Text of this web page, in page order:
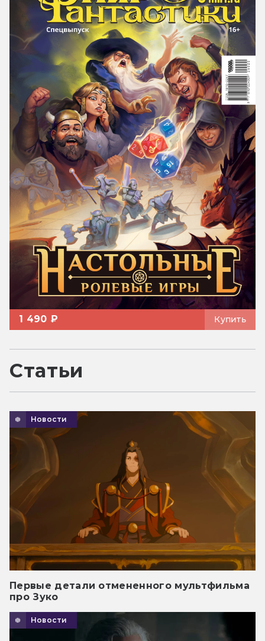
1 490 ₽ Купить
Статьи
Новости
Первые детали отмененного мультфильма
про Зуко
Новости